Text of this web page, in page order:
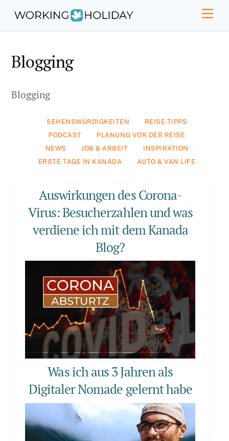
content
Blogging
Blogging
SEHENSWÜRDIGKEITEN
REISE-TIPPS
PODCAST
PLANUNG VOR DER REISE
NEWS
JOB & ARBEIT
INSPIRATION
ERSTE TAGE IN KANADA
AUTO & VAN LIFE
Auswirkungen des Corona-
Virus: Besucherzahlen und was
verdiene ich mit dem Kanada
Blog?
Was ich aus 3 Jahren als
Digitaler Nomade gelernt habe